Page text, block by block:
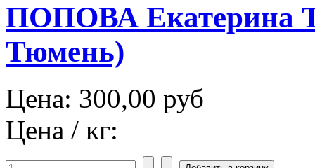
ПОПОВА Екатерина
Тюмень)
Цена: 300,00 руб
Цена / кг: